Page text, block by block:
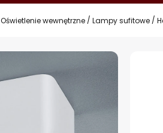
Oświetlenie wewnętrzne Lampy sufitowe